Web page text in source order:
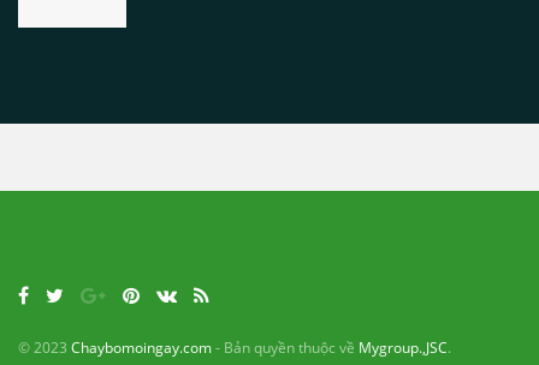
© 2023 Chaybomoingay.com- Bản quyền thuộc về Mygroup.,JSC.